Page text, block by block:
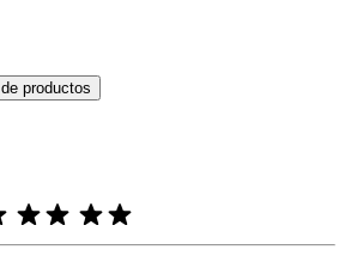
Bazaarvoice y cumplen con la política de
en forma de reseñas de productos y
productos